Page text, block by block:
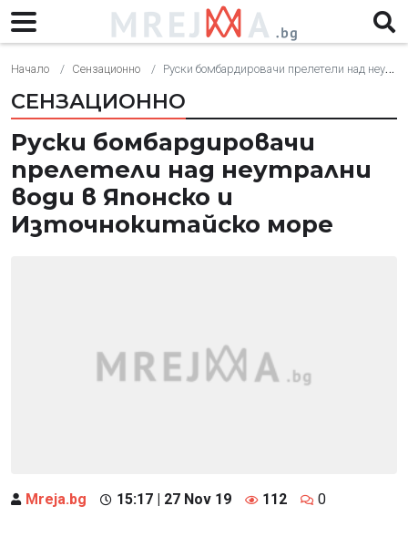
Начало Сензационно Руски бомбардировачи прелетели над неутрални води в Японско и Източнокитайско море
СЕНЗАЦИОННО
Руски бомбардировачи
прелетели над неутрални
води в Японско и
Източнокитайско море
Mreja.bg 15:17 | 27 Nov 19 112 0